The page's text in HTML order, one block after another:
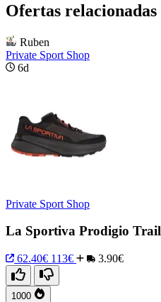
Ofertas relacionadas
Ruben
Private Sport Shop
6d
Private Sport Shop
La Sportiva Prodigio
62.40€ 113€ 3.90€
1000